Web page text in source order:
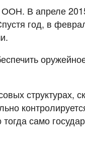
В апреле
год, в
структурах,
само